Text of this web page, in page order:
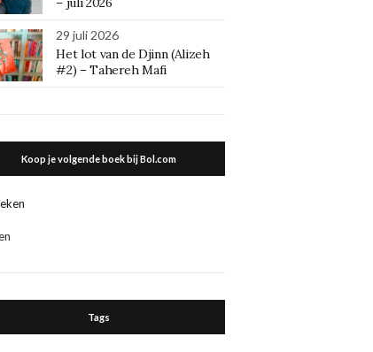
29 juli 2026
Het lot van de Djinn (Alizeh
#2) – Tahereh Mafi
Koop je volgende boek bij Bol.com
Tags